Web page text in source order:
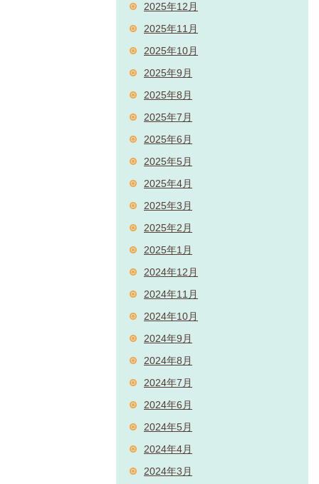
2025年12月
2025年11月
2025年10月
2025年9月
2025年8月
2025年7月
2025年6月
2025年5月
2025年4月
2025年3月
2025年2月
2025年1月
2024年12月
2024年11月
2024年10月
2024年9月
2024年8月
2024年7月
2024年6月
2024年5月
2024年4月
2024年3月